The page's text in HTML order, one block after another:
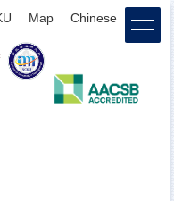
Map Chinese login